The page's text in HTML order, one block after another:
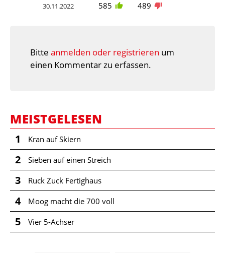
30.11.2022 585 489
Bitte anmelden oder registrieren um
einen Kommentar zu erfassen.
MEISTGELESEN
1 Kran auf Skiern
2 Sieben auf einen Streich
3 Ruck Zuck Fertighaus
4 Moog macht die 700 voll
5 Vier 5-Achser